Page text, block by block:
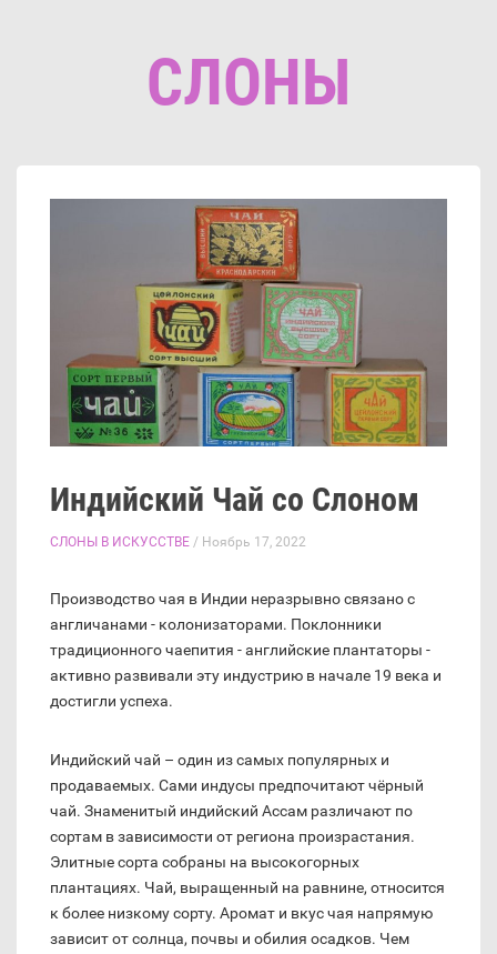
СЛОНЫ
Индийский Чай со Слоном
СЛОНЫ В ИСКУССТВЕ / Ноябрь 17, 2022
Производство чая в Индии неразрывно связано с
англичанами - колонизаторами. Поклонники
традиционного чаепития - английские плантаторы -
активно развивали эту индустрию в начале 19 века и
достигли успеха.
Индийский чай – один из самых популярных и
продаваемых. Сами индусы предпочитают чёрный
чай. Знаменитый индийский Ассам различают по
сортам в зависимости от региона произрастания.
Элитные сорта собраны на высокогорных
плантациях. Чай, выращенный на равнине, относится
к более низкому сорту. Аромат и вкус чая напрямую
зависит от солнца, почвы и обилия осадков. Чем